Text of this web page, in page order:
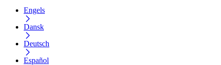
Engels
Dansk
Deutsch
Español